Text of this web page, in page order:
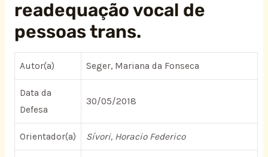
readequação vocal de
pessoas trans.
Autor(a) Seger, Mariana da Fonseca
Data da
Defesa
30/05/2018
Orientador(a) Sívori, Horacio Federico